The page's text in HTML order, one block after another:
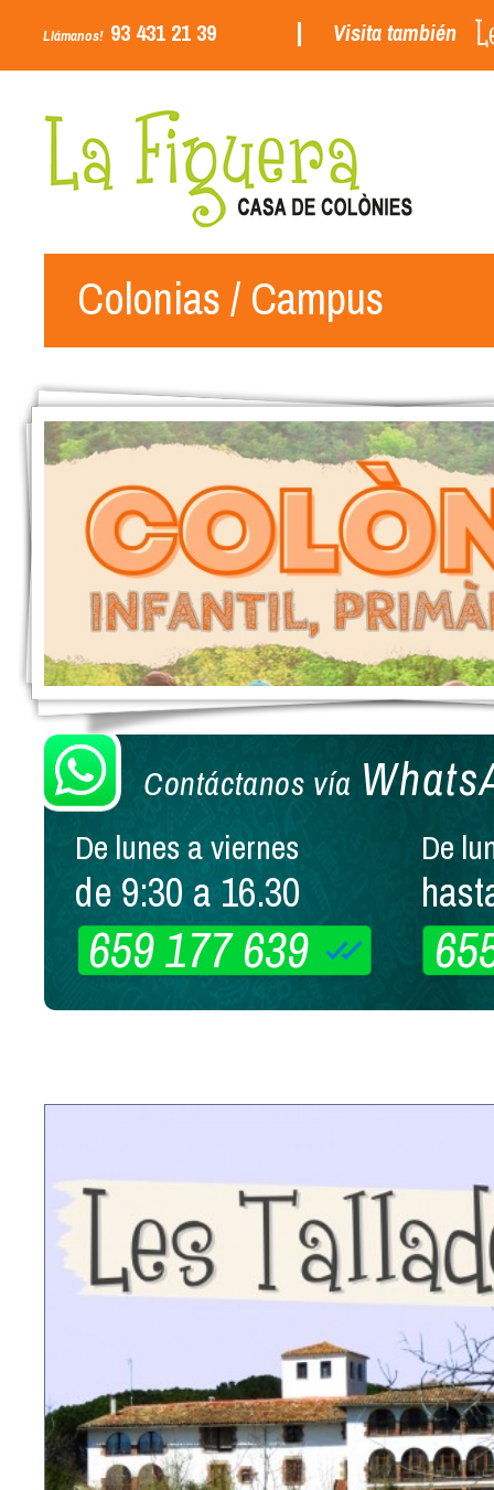
Llámanos! 93 431 21 39 Visita también
Colonias / Campus
Contáctanos vía
De lunes a viernes
de 9:30 a 16.30
659 177 639
De